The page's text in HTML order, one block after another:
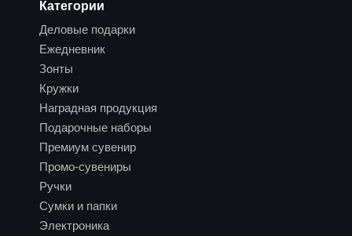
Категории
Деловые подарки
Ежедневник
Зонты
Кружки
Наградная продукция
Подарочные наборы
Премиум сувенир
Промо-сувениры
Ручки
Сумки и папки
Электроника